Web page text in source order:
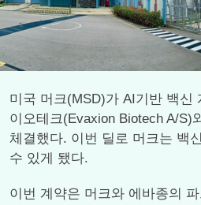
미국 머크(MSD)가 AI기반 백신
이오테크(Evaxion Biotech A/S)
체결했다. 이번 딜로 머크는 백
수 있게 됐다.
이번 계약은 머크와 에바종의